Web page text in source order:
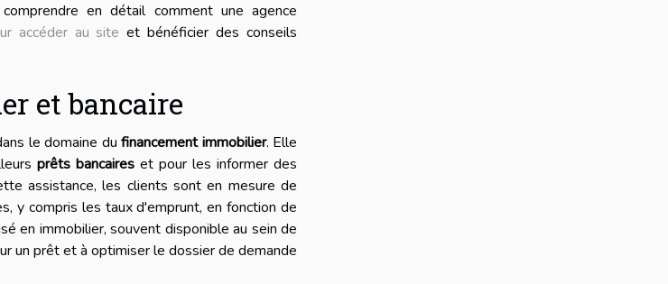
en détail comment une agence
accéder au site et bénéficier des conseils
et bancaire
le domaine du financement immobilier. Elle
prêts bancaires et pour les informer des
assistance, les clients sont en mesure de
y compris les taux d'emprunt, en fonction de
en immobilier, souvent disponible au sein de
un prêt et à optimiser le dossier de demande